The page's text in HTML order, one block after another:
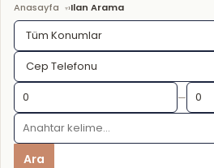
Anasayfa ›Ilan Arama
—
Ara